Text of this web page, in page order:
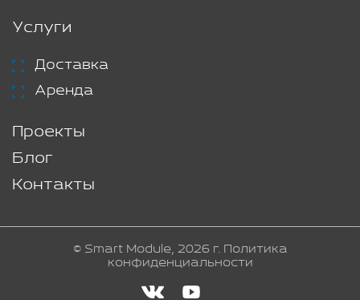
Услуги
Доставка
Аренда
Проекты
Блог
Контакты
© Smart Module, 2026 г. Политика
конфиденциальности